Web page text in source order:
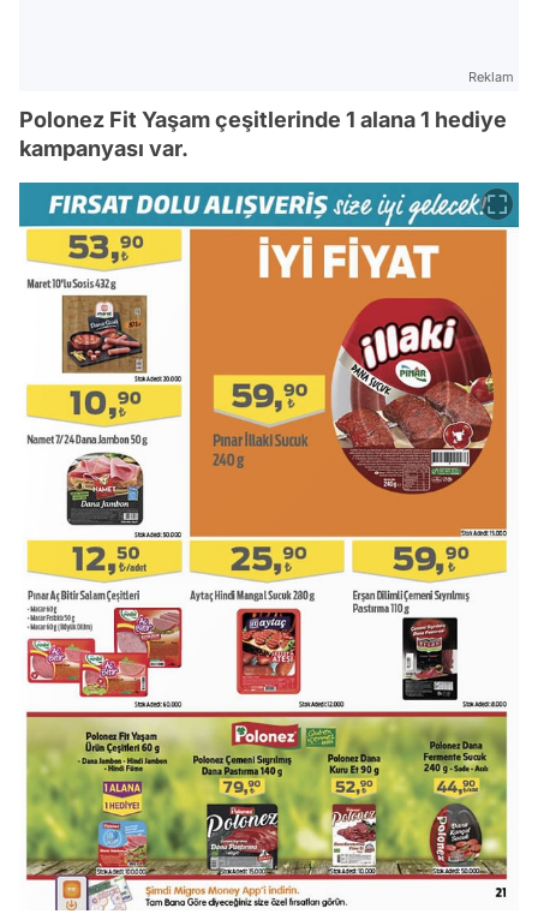
Reklam
Polonez Fit Yaşam çeşitlerinde 1 alana 1 hediye
kampanyası var.